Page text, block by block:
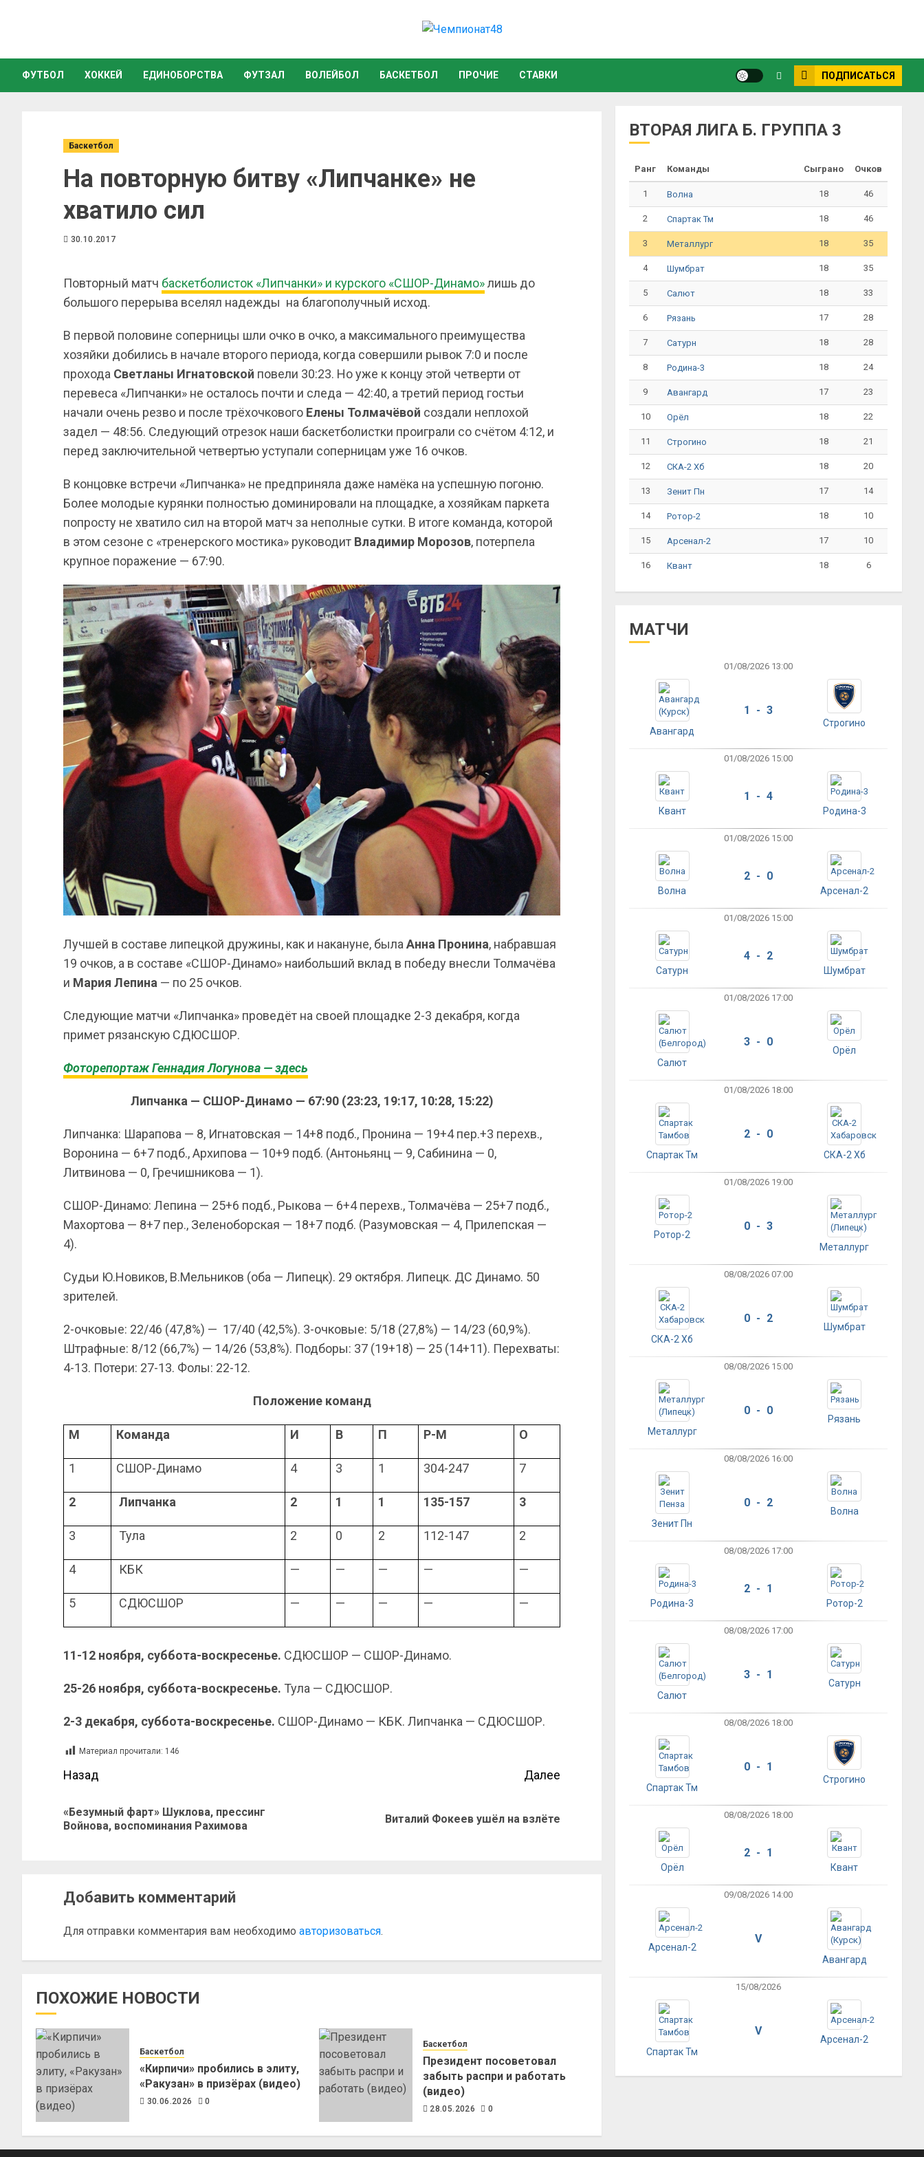
ФУТБОЛ ХОККЕЙ ЕДИНОБОРСТВА ФУТЗАЛ ВОЛЕЙБОЛ БАСКЕТБОЛ ПРОЧИЕ СТАВКИ ПОДПИСАТЬСЯ
Баскетбол
На повторную битву «Липчанке» не
хватило сил
30.10.2017
Повторный матч баскетболисток «Липчанки» и курского «СШОР-Динамо»лишь до
большого перерыва вселял надежды на благополучный исход.
В первой половине соперницы шли очко в очко, а максимального преимущества
хозяйки добились в начале второго периода, когда совершили рывок 7:0 и после
прохода Светланы Игнатовской повели 30:23. Но уже к концу этой четверти от
перевеса «Липчанки» не осталось почти и следа — 42:40, а третий период гостьи
начали очень резво и после трёхочкового Елены Толмачёвой создали неплохой
задел — 48:56. Следующий отрезок наши баскетболистки проиграли со счётом 4:12, и
перед заключительной четвертью уступали соперницам уже 16 очков.
В концовке встречи «Липчанка» не предприняла даже намёка на успешную погоню.
Более молодые курянки полностью доминировали на площадке, а хозяйкам паркета
попросту не хватило сил на второй матч за неполные сутки. В итоге команда, которой
в этом сезоне с «тренерского мостика» руководит Владимир Морозов, потерпела
крупное поражение — 67:90.
Лучшей в составе липецкой дружины, как и накануне, была Анна Пронина, набравшая
19 очков, а в составе «СШОР-Динамо» наибольший вклад в победу внесли Толмачёва
и Мария Лепина — по 25 очков.
Следующие матчи «Липчанка» проведёт на своей площадке 2-3 декабря, когда
примет рязанскую СДЮСШОР.
Фоторепортаж Геннадия Логунова — здесь
Липчанка — СШОР-Динамо — 67:90 (23:23, 19:17, 10:28, 15:22)
Липчанка: Шарапова — 8, Игнатовская — 14+8 подб., Пронина — 19+4 пер.+3 перехв.,
Воронина — 6+7 подб., Архипова — 10+9 подб. (Антоньянц — 9, Сабинина — 0,
Литвинова — 0, Гречишникова — 1).
СШОР-Динамо: Лепина — 25+6 подб., Рыкова — 6+4 перехв., Толмачёва — 25+7 подб.,
Махортова — 8+7 пер., Зеленоборская — 18+7 подб. (Разумовская — 4, Прилепская —
4).
Судьи Ю.Новиков, В.Мельников (оба — Липецк). 29 октября. Липецк. ДС Динамо. 50
зрителей.
2-очковые: 22/46 (47,8%) — 17/40 (42,5%). 3-очковые: 5/18 (27,8%) — 14/23 (60,9%).
Штрафные: 8/12 (66,7%) — 14/26 (53,8%). Подборы: 37 (19+18) — 25 (14+11). Перехваты:
4-13. Потери: 27-13. Фолы: 22-12.
Положение команд
М Команда И В П Р-М О
1 СШОР-Динамо 4 3 1 304-247 7
2 Липчанка 2 1 1 135-157 3
3 Тула 2 0 2 112-147 2
4 КБК — — — — —
5 СДЮСШОР — — — — —
11-12 ноября, суббота-воскресенье. СДЮСШОР — СШОР-Динамо.
25-26 ноября, суббота-воскресенье. Тула — СДЮСШОР.
2-3 декабря, суббота-воскресенье. СШОР-Динамо — КБК. Липчанка — СДЮСШОР.
Материал прочитали: 146
Назад
«Безумный фарт» Шуклова, прессинг
Войнова, воспоминания Рахимова
Далее
Виталий Фокеев ушёл на взлёте
Добавить комментарий
Для отправки комментария вам необходимо авторизоваться.
ПОХОЖИЕ НОВОСТИ
Баскетбол
«Кирпичи» пробились в элиту,
«Ракузан» в призёрах (видео)
30.06.2026 0
Баскетбол
Президент посоветовал
забыть распри и работать
(видео)
28.05.2026 0
ВТОРАЯ ЛИГА Б. ГРУППА 3
Ранг Команды Сыграно Очков
1 Волна 18 46
2 Спартак Тм 18 46
3 Металлург 18 35
4 Шумбрат 18 35
5 Салют 18 33
6 Рязань 17 28
7 Сатурн 18 28
8 Родина-3 18 24
9 Авангард 17 23
10 Орёл 18 22
11 Строгино 18 21
12 СКА-2 Хб 18 20
13 Зенит Пн 17 14
14 Ротор-2 18 10
15 Арсенал-2 17 10
16 Квант 18 6
МАТЧИ
01/08/2026 13:00
Авангард
1 - 3
Строгино
01/08/2026 15:00
Квант
1 - 4
Родина-3
01/08/2026 15:00
Волна
2 - 0
Арсенал-2
01/08/2026 15:00
Сатурн
4 - 2
Шумбрат
01/08/2026 17:00
Салют
3 - 0
Орёл
01/08/2026 18:00
Спартак Тм
2 - 0
СКА-2 Хб
01/08/2026 19:00
Ротор-2
0 - 3
Металлург
08/08/2026 07:00
СКА-2 Хб
0 - 2
Шумбрат
08/08/2026 15:00
Металлург
0 - 0
Рязань
08/08/2026 16:00
Зенит Пн
0 - 2
Волна
08/08/2026 17:00
Родина-3
2 - 1
Ротор-2
08/08/2026 17:00
Салют
3 - 1
Сатурн
08/08/2026 18:00
Спартак Тм
0 - 1
Строгино
08/08/2026 18:00
Орёл
2 - 1
Квант
09/08/2026 14:00
Арсенал-2
V
Авангард
15/08/2026
Спартак Тм
V
Арсенал-2